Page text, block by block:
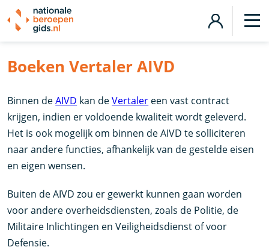
Boeken Vertaler AIVD
Binnen deAIVD kan deVertaler een vast contract
krijgen, indien er voldoende kwaliteit wordt geleverd.
Het is ook mogelijk om binnen de AIVD te solliciteren
naar andere functies, afhankelijk van de gestelde eisen
en eigen wensen.
Buiten de AIVD zou er gewerkt kunnen gaan worden
voor andere overheidsdiensten, zoals de Politie, de
Militaire Inlichtingen en Veiligheidsdienst of voor
Defensie.